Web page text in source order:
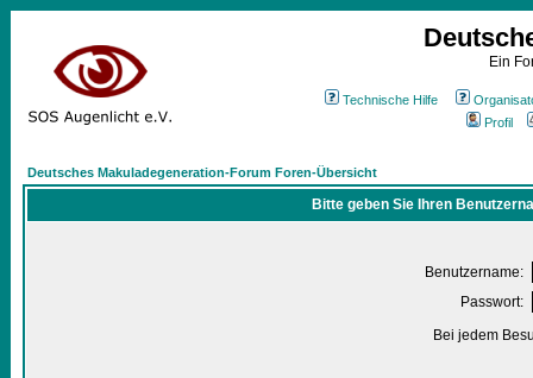
Ein
Technische Hilfe
Profil
Deutsches Makuladegeneration-Forum Foren-Übersicht
Bitte geben Sie Ihren
Benutzername:
Passwort:
Bei jedem